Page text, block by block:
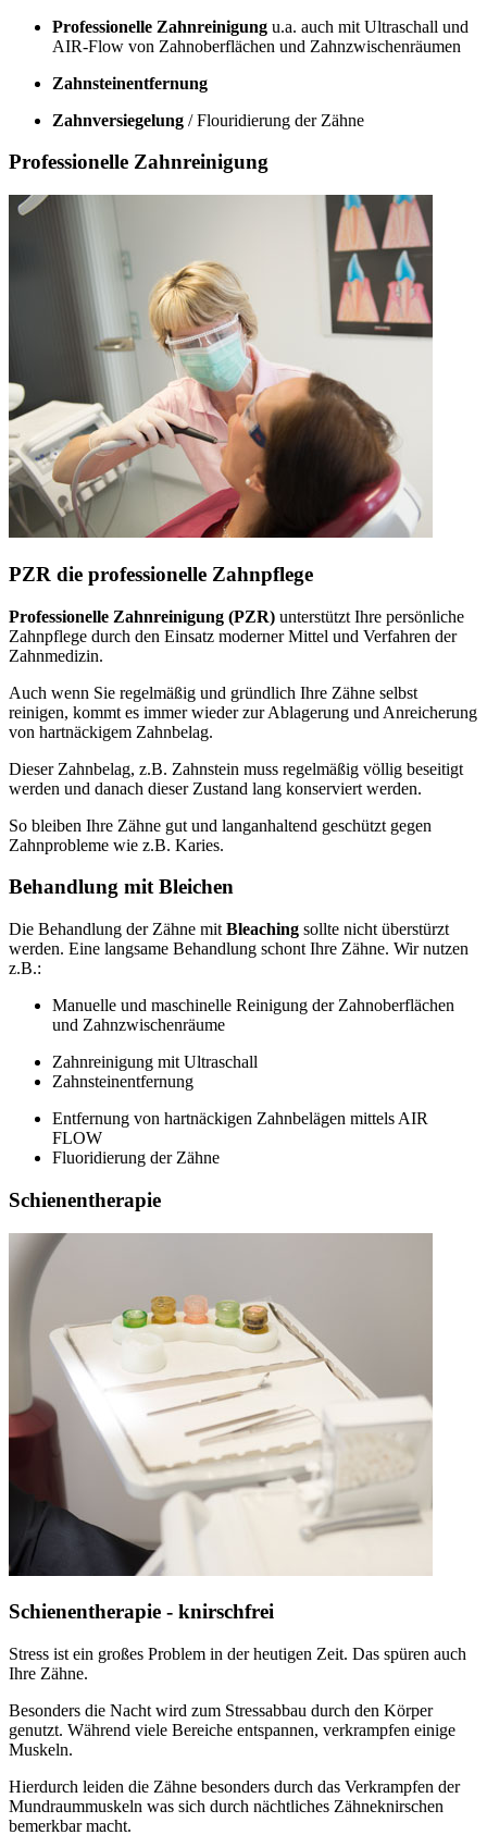
Professionelle Zahnreinigung u.a. auch mit Ultraschall und
AIR-Flow von Zahnoberflächen und Zahnzwischenräumen
Zahnsteinentfernung
Zahnversiegelung / Flouridierung der Zähne
Professionelle Zahnreinigung
PZR die professionelle Zahnpflege
Professionelle Zahnreinigung (PZR) unterstützt Ihre persönliche
Zahnpflege durch den Einsatz moderner Mittel und Verfahren der
Zahnmedizin.
Auch wenn Sie regelmäßig und gründlich Ihre Zähne selbst
reinigen, kommt es immer wieder zur Ablagerung und Anreicherung
von hartnäckigem Zahnbelag.
Dieser Zahnbelag, z.B. Zahnstein muss regelmäßig völlig beseitigt
werden und danach dieser Zustand lang konserviert werden.
So bleiben Ihre Zähne gut und langanhaltend geschützt gegen
Zahnprobleme wie z.B. Karies.
Behandlung mit Bleichen
Die Behandlung der Zähne mit Bleaching sollte nicht überstürzt
werden. Eine langsame Behandlung schont Ihre Zähne. Wir nutzen
z.B.:
Manuelle und maschinelle Reinigung der Zahnoberflächen
und Zahnzwischenräume
Zahnreinigung mit Ultraschall
Zahnsteinentfernung
Entfernung von hartnäckigen Zahnbelägen mittels AIR
FLOW
Fluoridierung der Zähne
Schienentherapie
Schienentherapie - knirschfrei
Stress ist ein großes Problem in der heutigen Zeit. Das spüren auch
Ihre Zähne.
Besonders die Nacht wird zum Stressabbau durch den Körper
genutzt. Während viele Bereiche entspannen, verkrampfen einige
Muskeln.
Hierdurch leiden die Zähne besonders durch das Verkrampfen der
Mundraummuskeln was sich durch nächtliches Zähneknirschen
bemerkbar macht.